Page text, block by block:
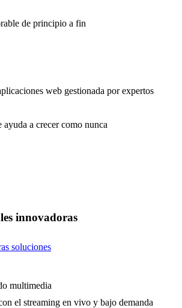
de principio a fin
web gestionada por expertos
a crecer como nunca
innovadoras
soluciones
multimedia
el streaming en vivo y bajo demanda